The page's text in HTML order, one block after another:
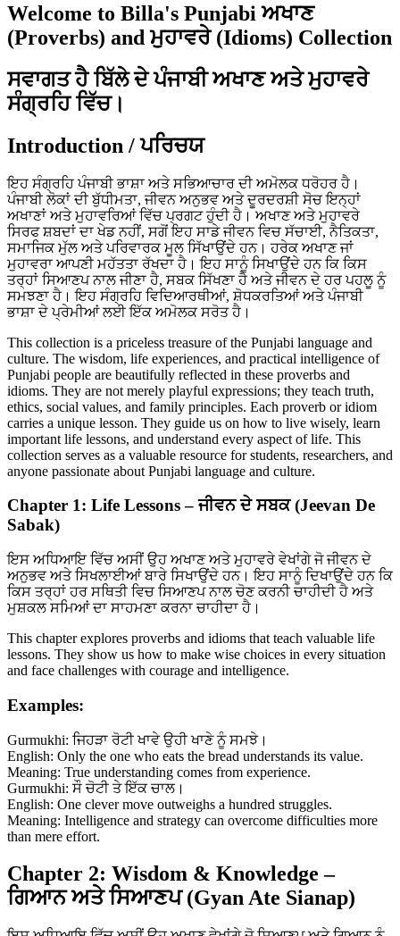
Welcome to Billa's Punjabi ਅਖਾਣ
(Proverbs) and ਮੁਹਾਵਰੇ (Idioms) Collection
ਸਵਾਗਤ ਹੈ ਬਿੱਲੇ ਦੇ ਪੰਜਾਬੀ ਅਖਾਣ ਅਤੇ ਮੁਹਾਵਰੇ
ਸੰਗ੍ਰਹਿ ਵਿੱਚ।
Introduction / ਪਰਿਚਯ
ਇਹ ਸੰਗ੍ਰਹਿ ਪੰਜਾਬੀ ਭਾਸ਼ਾ ਅਤੇ ਸਭਿਆਚਾਰ ਦੀ ਅਮੋਲਕ ਧਰੋਹਰ ਹੈ।
ਪੰਜਾਬੀ ਲੋਕਾਂ ਦੀ ਬੁੱਧੀਮਤਾ, ਜੀਵਨ ਅਨੁਭਵ ਅਤੇ ਦੂਰਦਰਸ਼ੀ ਸੋਚ ਇਨ੍ਹਾਂ
ਅਖਾਣਾਂ ਅਤੇ ਮੁਹਾਵਰਿਆਂ ਵਿੱਚ ਪ੍ਰਗਟ ਹੁੰਦੀ ਹੈ। ਅਖਾਣ ਅਤੇ ਮੁਹਾਵਰੇ
ਸਿਰਫ ਸ਼ਬਦਾਂ ਦਾ ਖੇਡ ਨਹੀਂ, ਸਗੋਂ ਇਹ ਸਾਡੇ ਜੀਵਨ ਵਿਚ ਸੱਚਾਈ, ਨੈਤਿਕਤਾ,
ਸਮਾਜਿਕ ਮੁੱਲ ਅਤੇ ਪਰਿਵਾਰਕ ਮੂਲ ਸਿੱਖਾਉਂਦੇ ਹਨ। ਹਰੇਕ ਅਖਾਣ ਜਾਂ
ਮੁਹਾਵਰਾ ਆਪਣੀ ਮਹੱਤਤਾ ਰੱਖਦਾ ਹੈ। ਇਹ ਸਾਨੂੰ ਸਿਖਾਉਂਦੇ ਹਨ ਕਿ ਕਿਸ
ਤਰ੍ਹਾਂ ਸਿਆਣਪ ਨਾਲ ਜੀਣਾ ਹੈ, ਸਬਕ ਸਿੱਖਣਾ ਹੈ ਅਤੇ ਜੀਵਨ ਦੇ ਹਰ ਪਹਲੂ ਨੂੰ
ਸਮਝਣਾ ਹੈ। ਇਹ ਸੰਗ੍ਰਹਿ ਵਿਦਿਆਰਥੀਆਂ, ਸ਼ੋਧਕਰਤਿਆਂ ਅਤੇ ਪੰਜਾਬੀ
ਭਾਸ਼ਾ ਦੇ ਪ੍ਰੇਮੀਆਂ ਲਈ ਇੱਕ ਅਮੋਲਕ ਸਰੋਤ ਹੈ।
This collection is a priceless treasure of the Punjabi language and
culture. The wisdom, life experiences, and practical intelligence of
Punjabi people are beautifully reflected in these proverbs and
idioms. They are not merely playful expressions; they teach truth,
ethics, social values, and family principles. Each proverb or idiom
carries a unique lesson. They guide us on how to live wisely, learn
important life lessons, and understand every aspect of life. This
collection serves as a valuable resource for students, researchers, and
anyone passionate about Punjabi language and culture.
Chapter 1: Life Lessons – ਜੀਵਨ ਦੇ ਸਬਕ (Jeevan De
Sabak)
ਇਸ ਅਧਿਆਇ ਵਿੱਚ ਅਸੀਂ ਉਹ ਅਖਾਣ ਅਤੇ ਮੁਹਾਵਰੇ ਵੇਖਾਂਗੇ ਜੋ ਜੀਵਨ ਦੇ
ਅਨੁਭਵ ਅਤੇ ਸਿਖਲਾਈਆਂ ਬਾਰੇ ਸਿਖਾਉਂਦੇ ਹਨ। ਇਹ ਸਾਨੂੰ ਦਿਖਾਉਂਦੇ ਹਨ ਕਿ
ਕਿਸ ਤਰ੍ਹਾਂ ਹਰ ਸਥਿਤੀ ਵਿਚ ਸਿਆਣਪ ਨਾਲ ਚੋਣ ਕਰਨੀ ਚਾਹੀਦੀ ਹੈ ਅਤੇ
ਮੁਸ਼ਕਲ ਸਮਿਆਂ ਦਾ ਸਾਹਮਣਾ ਕਰਨਾ ਚਾਹੀਦਾ ਹੈ।
This chapter explores proverbs and idioms that teach valuable life
lessons. They show us how to make wise choices in every situation
and face challenges with courage and intelligence.
Examples:
Gurmukhi: ਜਿਹੜਾ ਰੋਟੀ ਖਾਵੇ ਉਹੀ ਖਾਣੇ ਨੂੰ ਸਮਝੇ।
English: Only the one who eats the bread understands its value.
Meaning: True understanding comes from experience.
Gurmukhi: ਸੌ ਚੋਟੀ ਤੇ ਇੱਕ ਚਾਲ।
English: One clever move outweighs a hundred struggles.
Meaning: Intelligence and strategy can overcome difficulties more
than mere effort.
Chapter 2: Wisdom & Knowledge –
ਗਿਆਨ ਅਤੇ ਸਿਆਣਪ (Gyan Ate Sianap)